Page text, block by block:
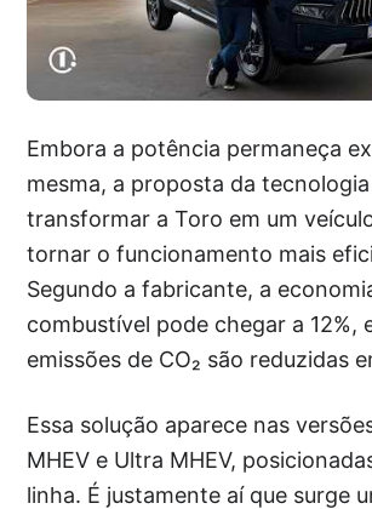
Embora a potência permaneça
mesma, a proposta da
transformar a Toro em um
tornar o funcionamento mais
Segundo a fabricante, a
combustível pode chegar a 12%,
emissões de CO₂ são reduzidas
Essa solução aparece nas
MHEV e Ultra MHEV,
linha. É justamente aí que surge